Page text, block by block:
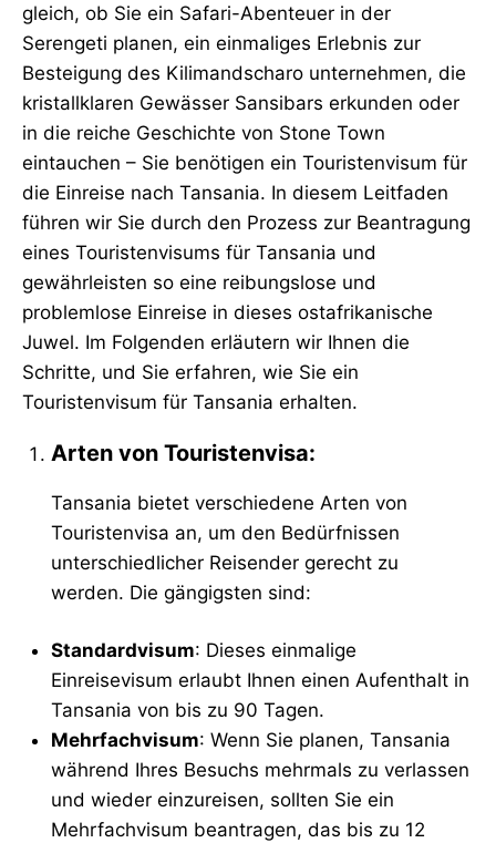
gleich, ob Sie ein Safari-Abenteuer in der
Serengeti planen, ein einmaliges Erlebnis zur
Besteigung des Kilimandscharo unternehmen, die
kristallklaren Gewässer Sansibars erkunden oder
in die reiche Geschichte von Stone Town
eintauchen – Sie benötigen ein Touristenvisum für
die Einreise nach Tansania. In diesem Leitfaden
führen wir Sie durch den Prozess zur Beantragung
eines Touristenvisums für Tansania und
gewährleisten so eine reibungslose und
problemlose Einreise in dieses ostafrikanische
Juwel. Im Folgenden erläutern wir Ihnen die
Schritte, und Sie erfahren, wie Sie ein
Touristenvisum für Tansania erhalten.
Arten von Touristenvisa:
Tansania bietet verschiedene Arten von
Touristenvisa an, um den Bedürfnissen
unterschiedlicher Reisender gerecht zu
werden. Die gängigsten sind:
Standardvisum: Dieses einmalige
Einreisevisum erlaubt Ihnen einen Aufenthalt in
Tansania von bis zu 90 Tagen.
Mehrfachvisum: Wenn Sie planen, Tansania
während Ihres Besuchs mehrmals zu verlassen
und wieder einzureisen, sollten Sie ein
Mehrfachvisum beantragen, das bis zu 12